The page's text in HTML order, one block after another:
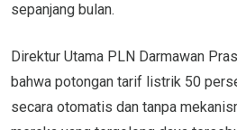
sepanjang bulan.
Direktur Utama PLN Darmawan
bahwa potongan tarif listrik 50
secara otomatis dan tanpa